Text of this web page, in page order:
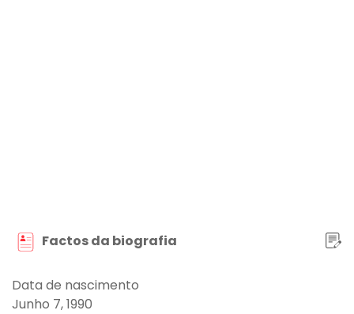
Factos da biografia
Data de nascimento
Junho 7, 1990